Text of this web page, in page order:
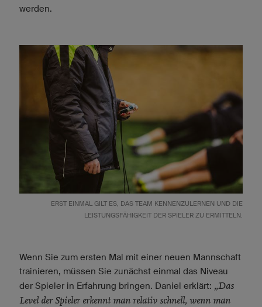
werden.
ERST EINMAL GILT ES, DAS TEAM KENNENZULERNEN UND DIE
LEISTUNGSFÄHIGKEIT DER SPIELER ZU ERMITTELN.
Wenn Sie zum ersten Mal mit einer neuen Mannschaft
trainieren, müssen Sie zunächst einmal das Niveau
der Spieler in Erfahrung bringen. Daniel erklärt: „Das
Level der Spieler erkennt man relativ schnell, wenn man